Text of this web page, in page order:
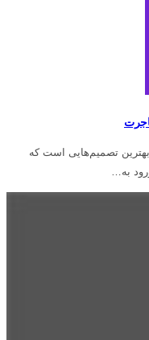
بهترین تصمیم‌هایی است که
به…